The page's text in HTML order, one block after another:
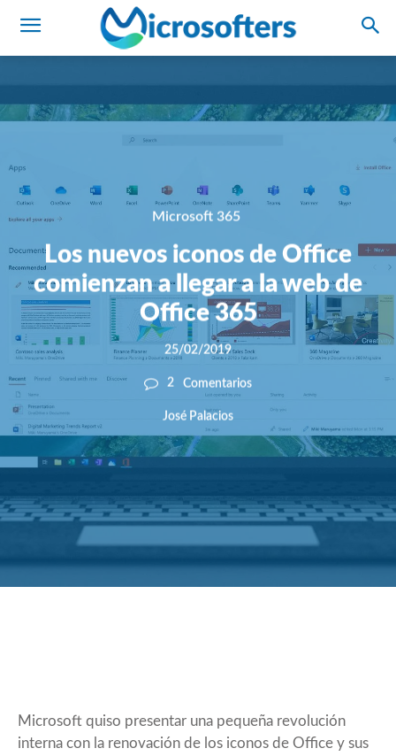
Microsoft 365
Los nuevos iconos de Office
comienzan a llegar a la web de
Office 365
25/02/2019
2 Comentarios
José Palacios
Microsoft quiso presentar una pequeña revolución
interna con la renovación de los iconos de Office y sus